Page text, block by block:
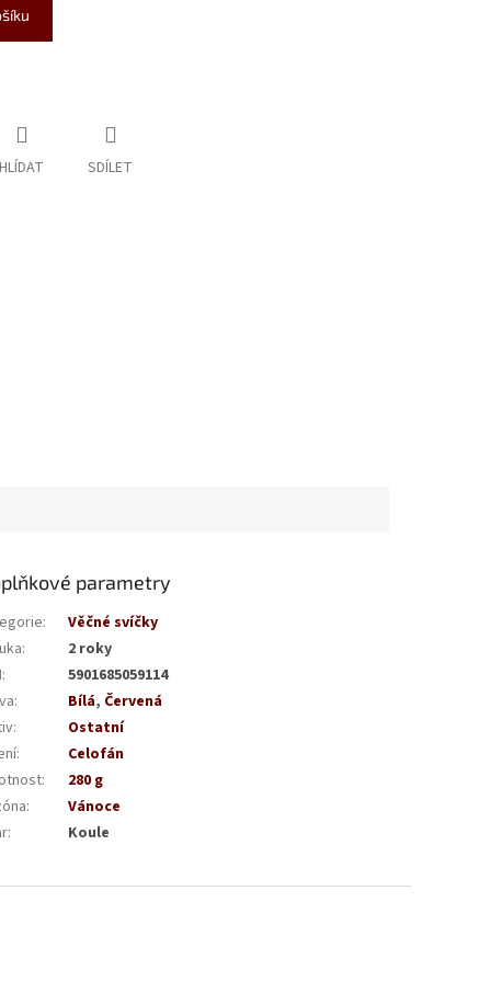
HLÍDAT SDÍLET
parametry
:
Věčné svíčky
:
2 roky
:
5901685059114
: Bílá, Červená
:
Ostatní
:
Celofán
:
280 g
:
Vánoce
: Koule